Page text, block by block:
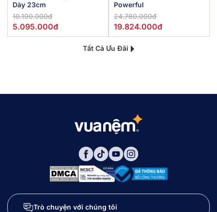
Dày 23cm
10.190.000đ
5.095.000đ
Powerful
24.780.000đ
19.824.000đ
Tất Cả Ưu Đãi
Trò chuyện với chúng tôi